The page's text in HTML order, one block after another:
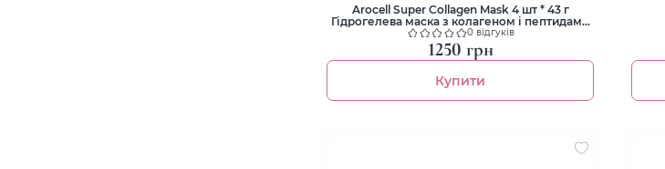
Arocell Super Collagen Mask 4 шт * 43 г
Гідрогелева маска з колагеном і пептидами
для ліфтингу та зволоження
0 відгуків
1250 грн
Купити